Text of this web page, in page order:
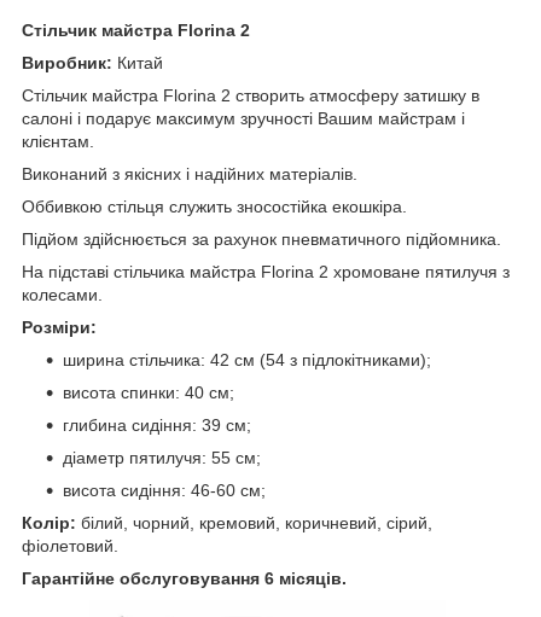
Стільчик майстра Florina 2
Виробник: Китай
Стільчик майстра Florina 2 створить атмосферу затишку в
салоні і подарує максимум зручності Вашим майстрам і
клієнтам.
Виконаний з якісних і надійних матеріалів.
Оббивкою стільця служить зносостійка екошкіра.
Підйом здійснюється за рахунок пневматичного підйомника.
На підставі стільчика майстра Florina 2 хромоване пятилучя з
колесами.
Розміри:
ширина стільчика: 42 см (54 з підлокітниками);
висота спинки: 40 см;
глибина сидіння: 39 см;
діаметр пятилучя: 55 см;
висота сидіння: 46-60 см;
Колір: білий, чорний, кремовий, коричневий, сірий,
фіолетовий.
Гарантійне обслуговування 6 місяців.